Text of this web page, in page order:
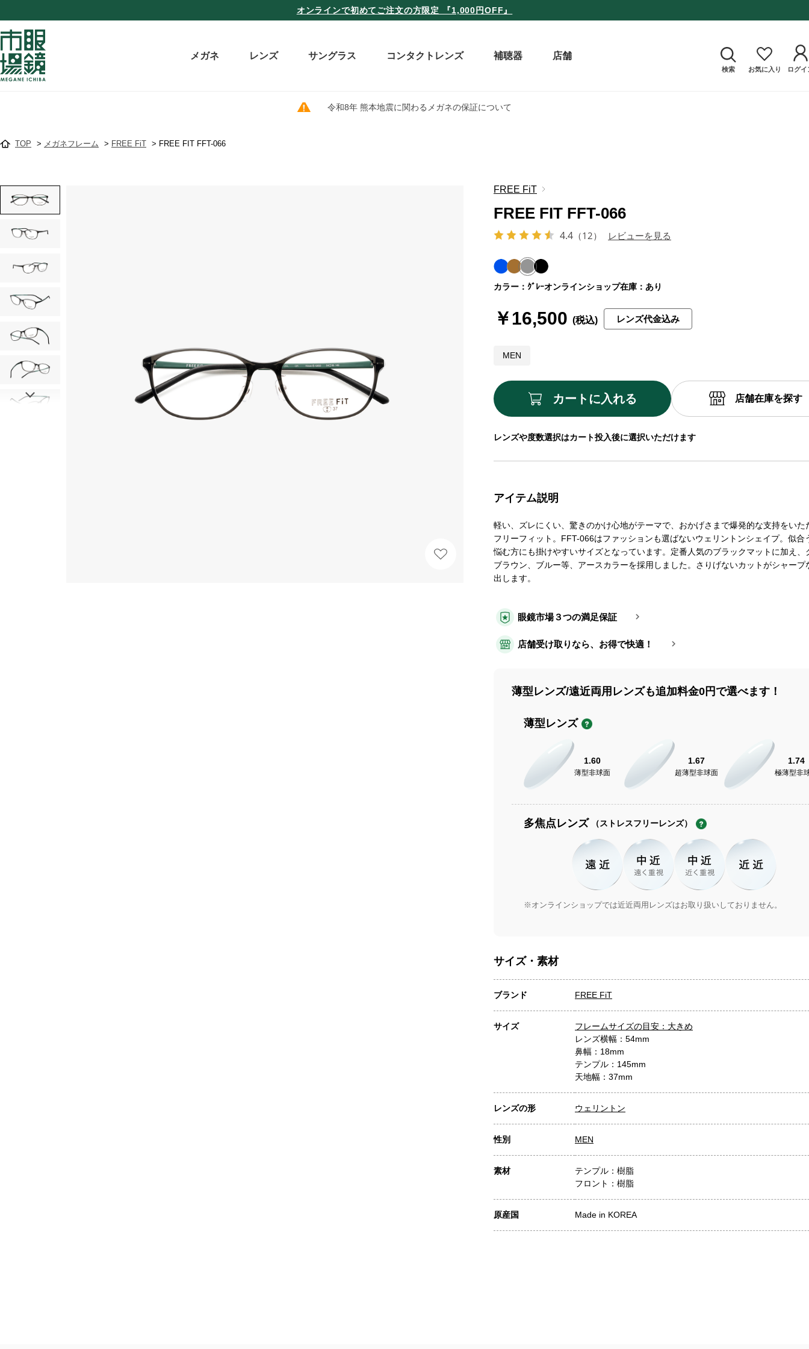
オンラインで初めてご注文の方限定 『1,000円OFF』
メガネ レンズ サングラス コンタクトレンズ 補聴器 店舗
検索 お気に入り ログイ
令和8年 熊本地震に関わるメガネの保証について
TOP > メガネフレーム > FREE FiT > FREE FIT FFT-066
レンズや度数選択はカート投入後に選択いただけます
FREE FiT
カラー：ｸﾞﾚｰオンラインショップ在庫：あり
サイズ・素材
ブランド FREE FiT
サイズ
フレームサイズの目安：大きめ
レンズ横幅：54mm
鼻幅：18mm
テンプル：145mm
天地幅：37mm
レンズの形 ウェリントン
性別 MEN
素材
テンプル：樹脂
フロント：樹脂
原産国 Made in KOREA
眼鏡市場３つの満足保証
店舗受け取りなら、お得で快適！
薄型レンズ/遠近両用レンズも追加料金0円で選べます！
薄型レンズ
1.60
薄型非球面
1.67
超薄型非球面
1.74
極薄型非
多焦点レンズ （ストレスフリーレンズ）
※オンラインショップでは近近両用レンズはお取り扱いしておりません。
￥16,500 レンズ代金込み
MEN
FREE FIT FFT-066
4.4 （12） レビューを見る
アイテム説明
軽い、ズレにくい、驚きのかけ心地がテーマで、おかげさまで爆発的な支持をいた
フリーフィット。FFT-066はファッションも選ばないウェリントンシェイプ。似合
悩む方にも掛けやすいサイズとなっています。定番人気のブラックマットに加え、
ブラウン、ブルー等、アースカラーを採用しました。さりげないカットがシャープ
出します。
カートに入れる 店舗在庫を探す